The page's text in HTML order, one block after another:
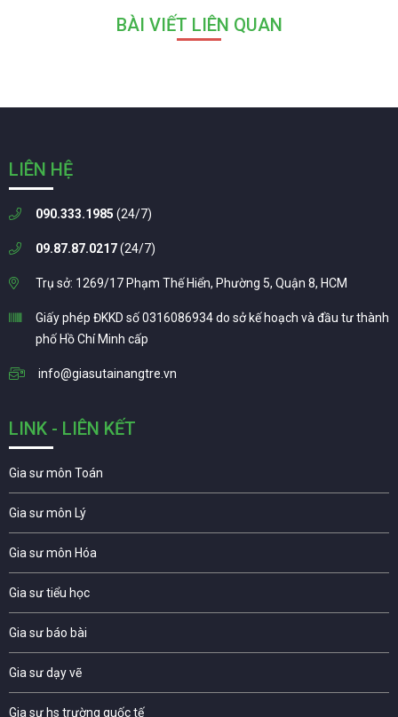
BÀI VIẾT LIÊN QUAN
LIÊN HỆ
090.333.1985 (24/7)
09.87.87.0217(24/7)
Trụ sở: 1269/17 Phạm Thế Hiển, Phường 5, Quận 8, HCM
Giấy phép ĐKKD số 0316086934 do sở kế hoạch và đầu tư thành
phố Hồ Chí Minh cấp
info@giasutainangtre.vn
LINK - LIÊN KẾT
Gia sư môn Toán
Gia sư môn Lý
Gia sư môn Hóa
Gia sư tiểu học
Gia sư báo bài
Gia sư dạy vẽ
Gia sư hs trường quốc tế